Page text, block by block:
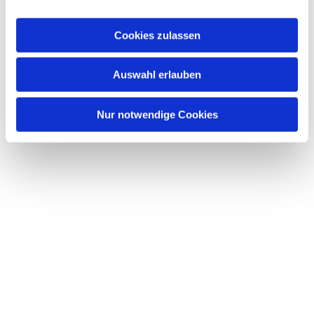
Cookies zulassen
Auswahl erlauben
Nur notwendige Cookies